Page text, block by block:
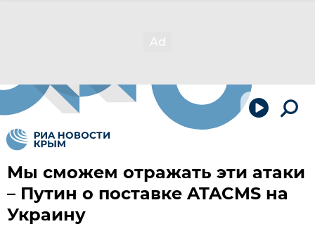
Мы сможем отражать эти атаки
– Путин о поставке ATACMS на
Украину